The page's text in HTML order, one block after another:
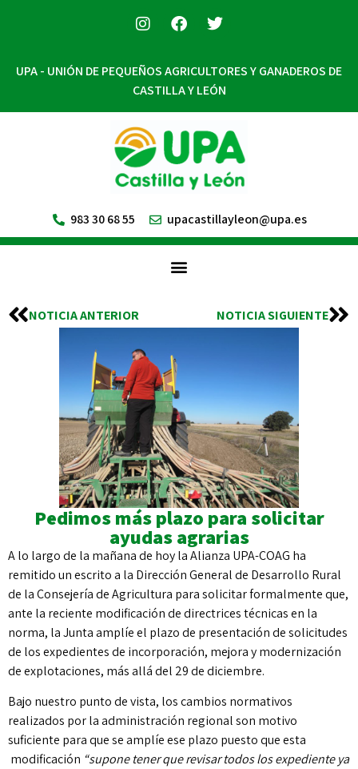
UPA - UNIÓN DE PEQUEÑOS AGRICULTORES Y GANADEROS DE
CASTILLA Y LEÓN
983 30 68 55 upacastillayleon@upa.es
NOTICIA ANTERIOR NOTICIA SIGUIENTE
Pedimos más plazo para solicitar
ayudas agrarias
A lo largo de la mañana de hoy la Alianza UPA-COAG ha
remitido un escrito a la Dirección General de Desarrollo Rural
de la Consejería de Agricultura para solicitar formalmente que,
ante la reciente modificación de directrices técnicas en la
norma, la Junta amplíe el plazo de presentación de solicitudes
de los expedientes de incorporación, mejora y modernización
de explotaciones, más allá del 29 de diciembre.
Bajo nuestro punto de vista, los cambios normativos
realizados por la administración regional son motivo
suficiente para que se amplíe ese plazo puesto que esta
modificación “supone tener que revisar todos los expediente ya